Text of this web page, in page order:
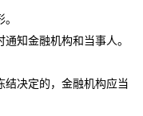
知金融机构和当事人。
决定的，金融机构应当